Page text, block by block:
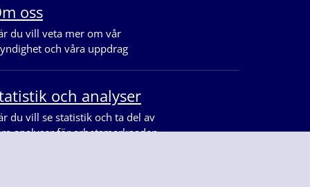
oss
du vill veta mer om vår
och våra uppdrag
och analyser
du vill se statistik och ta del av
analyser för arbetsmarknaden